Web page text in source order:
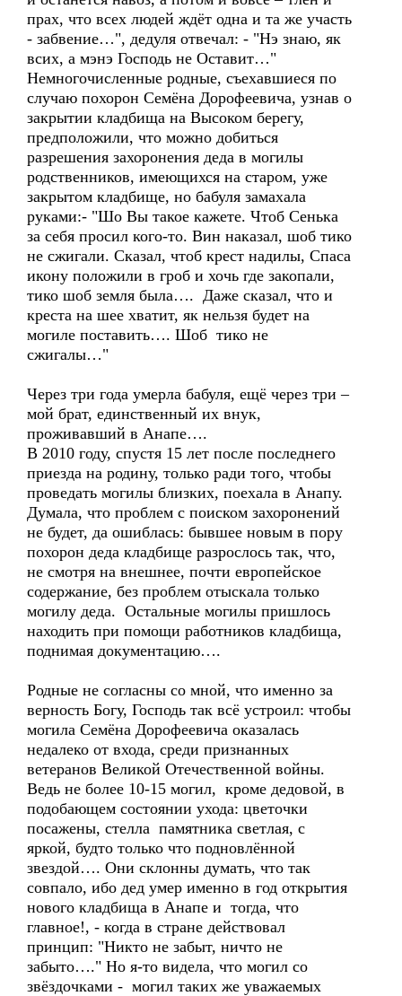
прах, что всех людей ждёт одна и та же участь
- забвение…", дедуля отвечал: - "Нэ знаю, як
всих, а мэнэ Господь не Оставит…"
Немногочисленные родные, съехавшиеся по
случаю похорон Семёна Дорофеевича, узнав о
закрытии кладбища на Высоком берегу,
предположили, что можно добиться
разрешения захоронения деда в могилы
родственников, имеющихся на старом, уже
закрытом кладбище, но бабуля замахала
руками:- "Шо Вы такое кажете. Чтоб Сенька
за себя просил кого-то. Вин наказал, шоб тико
не сжигали. Сказал, чтоб крест надилы, Спаса
икону положили в гроб и хочь где закопали,
тико шоб земля была…. Даже сказал, что и
креста на шее хватит, як нельзя будет на
могиле поставить…. Шоб тико не
сжигалы…"
Через три года умерла бабуля, ещё через три –
мой брат, единственный их внук,
проживавший в Анапе….
В 2010 году, спустя 15 лет после последнего
приезда на родину, только ради того, чтобы
проведать могилы близких, поехала в Анапу.
Думала, что проблем с поиском захоронений
не будет, да ошиблась: бывшее новым в пору
похорон деда кладбище разрослось так, что,
не смотря на внешнее, почти европейское
содержание, без проблем отыскала только
могилу деда. Остальные могилы пришлось
находить при помощи работников кладбища,
поднимая документацию….
Родные не согласны со мной, что именно за
верность Богу, Господь так всё устроил: чтобы
могила Семёна Дорофеевича оказалась
недалеко от входа, среди признанных
ветеранов Великой Отечественной войны.
Ведь не более 10-15 могил, кроме дедовой, в
подобающем состоянии ухода: цветочки
посажены, стелла памятника светлая, с
яркой, будто только что подновлённой
звездой…. Они склонны думать, что так
совпало, ибо дед умер именно в год открытия
нового кладбища в Анапе и тогда, что
главное!, - когда в стране действовал
принцип: "Никто не забыт, ничто не
забыто…." Но я-то видела, что могил со
звёздочками - могил таких же уважаемых